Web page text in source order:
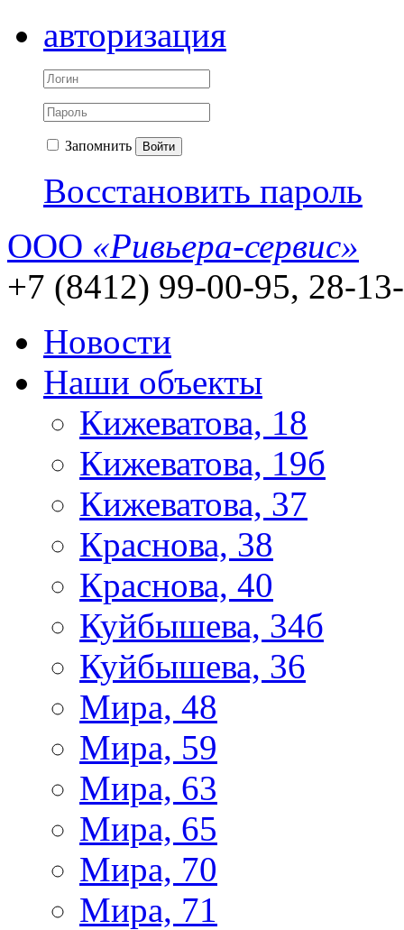
авторизация
Запомнить Войти
Восстановить пароль
ООО «Ривьера-сервис»
+7 (8412) 99-00-95, 28-
Новости
Наши объекты
Кижеватова, 18
Кижеватова, 19б
Кижеватова, 37
Краснова, 38
Краснова, 40
Куйбышева, 34б
Куйбышева, 36
Мира, 48
Мира, 59
Мира, 63
Мира, 65
Мира, 70
Мира, 71